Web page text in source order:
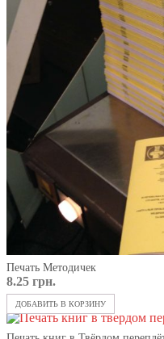
Печать Методичек
8.25 грн.
ДОБАВИТЬ В КОРЗИНУ